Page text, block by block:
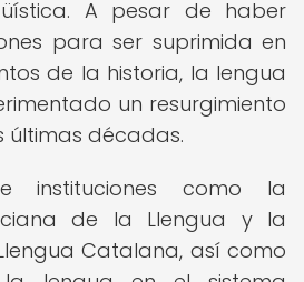
A pesar de haber
para ser suprimida en
de la historia, la lengua
un resurgimiento
últimas décadas.
instituciones como la
de la Llengua y la
Catalana, así como